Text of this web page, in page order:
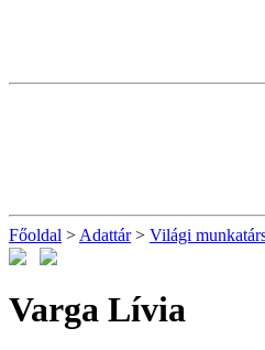
Főoldal > Adattár> Világi
Varga Lívia